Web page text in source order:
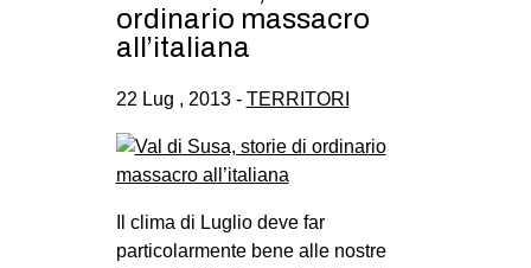
ordinario massacro
all’italiana
22 Lug , 2013 - TERRITORI
Il clima di Luglio deve far
particolarmente bene alle nostre